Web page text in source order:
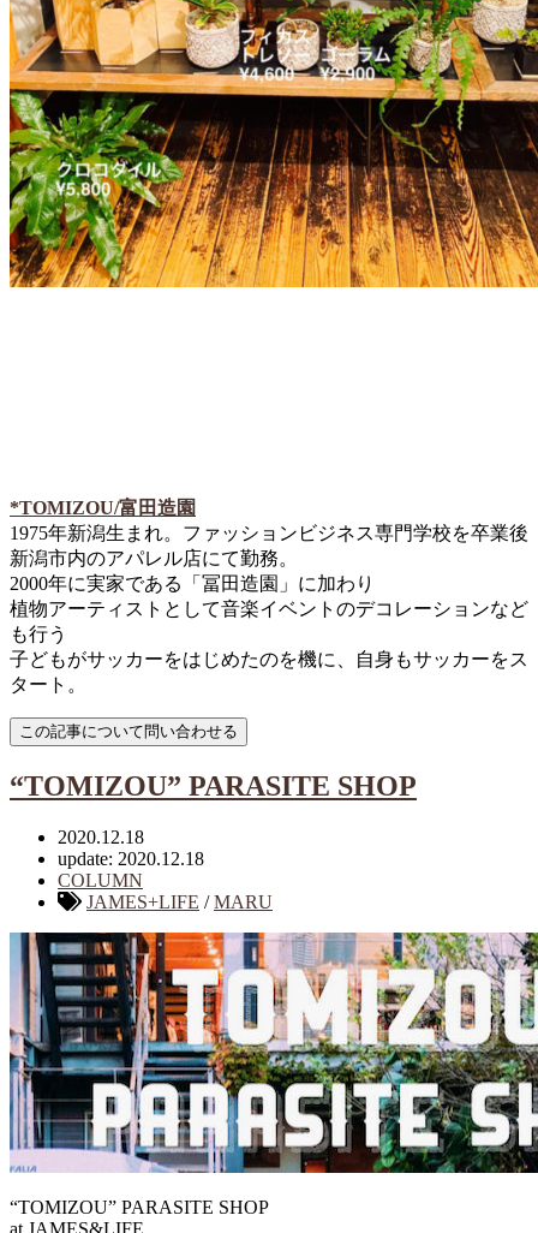
*TOMIZOU/富田造園
1975年新潟生まれ。ファッションビジネス専門学校を卒業後
新潟市内のアパレル店にて勤務。
2000年に実家である「冨田造園」に加わり
植物アーティストとして音楽イベントのデコレーションなど
も行う
子どもがサッカーをはじめたのを機に、自身もサッカーをス
タート。
“TOMIZOU” PARASITE SHOP
2020.12.18
update: 2020.12.18
COLUMN
JAMES+LIFE /MARU
“TOMIZOU” PARASITE SHOP